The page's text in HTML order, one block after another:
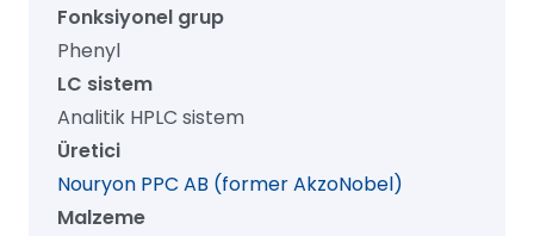
mm
mm,
1/pk
adet
Fonksiyonel grup
Phenyl
LC sistem
Analitik HPLC sistem
Üretici
Nouryon PPC AB (former AkzoNobel)
Malzeme